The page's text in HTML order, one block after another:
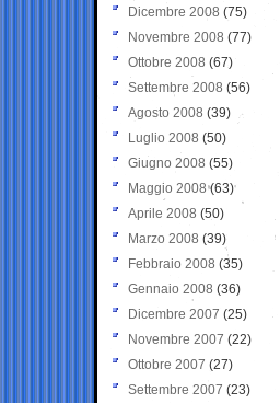
Dicembre 2008 (75)
Novembre 2008 (77)
Ottobre 2008 (67)
Settembre 2008 (56)
Agosto 2008 (39)
Luglio 2008 (50)
Giugno 2008 (55)
Maggio 2008(63)
Aprile 2008 (50)
Marzo 2008 (39)
Febbraio 2008 (35)
Gennaio 2008 (36)
Dicembre 2007 (25)
Novembre 2007 (22)
Ottobre 2007 (27)
Settembre 2007 (23)